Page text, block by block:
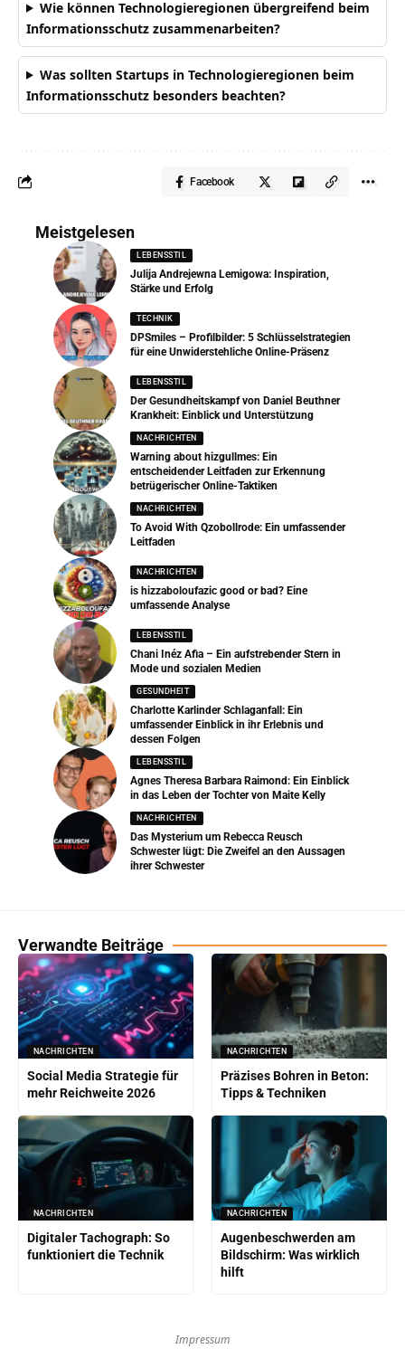
Wie können Technologieregionen übergreifend beim
Informationsschutz zusammenarbeiten?
Was sollten Startups in Technologieregionen beim
Informationsschutz besonders beachten?
Facebook
Meistgelesen
LEBENSSTIL
Julija Andrejewna Lemigowa: Inspiration,
Stärke und Erfolg
TECHNIK
DPSmiles – Profilbilder: 5 Schlüsselstrategien
für eine Unwiderstehliche Online-Präsenz
LEBENSSTIL
Der Gesundheitskampf von Daniel Beuthner
Krankheit: Einblick und Unterstützung
NACHRICHTEN
Warning about hizgullmes: Ein
entscheidender Leitfaden zur Erkennung
betrügerischer Online-Taktiken
NACHRICHTEN
To Avoid With Qzobollrode: Ein umfassender
Leitfaden
NACHRICHTEN
is hizzaboloufazic good or bad? Eine
umfassende Analyse
LEBENSSTIL
Chani Inéz Afia – Ein aufstrebender Stern in
Mode und sozialen Medien
GESUNDHEIT
Charlotte Karlinder Schlaganfall: Ein
umfassender Einblick in ihr Erlebnis und
dessen Folgen
LEBENSSTIL
Agnes Theresa Barbara Raimond: Ein Einblick
in das Leben der Tochter von Maite Kelly
NACHRICHTEN
Das Mysterium um Rebecca Reusch
Schwester lügt: Die Zweifel an den Aussagen
ihrer Schwester
Verwandte Beiträge
NACHRICHTEN
Social Media Strategie für
mehr Reichweite 2026
NACHRICHTEN
Präzises Bohren in Beton:
Tipps & Techniken
NACHRICHTEN
Digitaler Tachograph: So
funktioniert die Technik
NACHRICHTEN
Augenbeschwerden am
Bildschirm: Was wirklich
hilft
Impressum